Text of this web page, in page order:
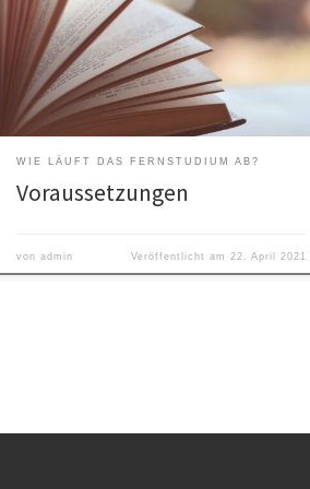
Betriebsdienst oder oder eine mit Erfolg
abgelegte Abschlussprüfung in einem sonstigen
anerkannten Ausbildungsberuf und danach eine
mindestens einjährige Berufspraxis oder ohne
Berufsausbildung 4 Jahre Berufspraxis.
WIE LÄUFT DAS FERNSTUDIUM AB?
Voraussetzungen
vonadmin Veröffentlicht am 22. April 2021